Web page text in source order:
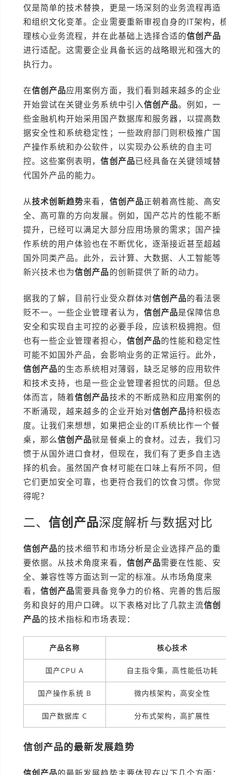
仅是简单的技术替换，更是一场深刻的业务流程再造
和组织文化变革。企业需要重新审视自身的IT架构，
理核心业务流程，并在此基础上选择合适的信创产品
进行适配。这需要企业具备长远的战略眼光和强大的
执行力。
在信创产品应用案例方面，我们看到越来越多的企业
开始尝试在关键业务系统中引入信创产品。例如，一
些金融机构开始采用国产数据库和服务器，以提高数
据安全性和系统稳定性；一些政府部门则积极推广国
产操作系统和办公软件，以实现办公系统的自主可
控。这些案例表明，信创产品已经具备在关键领域替
代国外产品的能力。
从技术创新趋势来看， 信创产品正朝着高性能、高安
全、高可靠的方向发展。例如，国产芯片的性能不断
提升，已经可以满足大部分应用场景的需求；国产操
作系统的用户体验也在不断优化，逐渐接近甚至超越
国外同类产品。此外，云计算、大数据、人工智能等
新兴技术也为信创产品的创新提供了新的动力。
据我的了解，目前行业受众群体对信创产品的看法褒
贬不一。一些企业管理者认为， 信创产品是保障信息
安全和实现自主可控的必要手段，应该积极拥抱。但
也有一些企业管理者担心， 信创产品的性能和稳定性
可能不如国外产品，会影响业务的正常运行。此外，
信创产品的生态系统相对薄弱，缺乏足够的应用软件
和技术支持，也是一些企业管理者担忧的问题。但总
体而言，随着信创产品技术的不断成熟和应用案例的
不断涌现，越来越多的企业开始对信创产品持积极态
度。让我们来想想，如果把企业的IT系统比作一个餐
桌，那么信创产品就是餐桌上的食材。过去，我们习
惯于从国外进口食材，但现在，我们有了更多自主选
择的机会。虽然国产食材可能在口味上有所不同，但
它们更加安全可靠，也更符合我们的饮食习惯。你觉
得呢？
二、信创产品深度解析与数据对比
信创产品的技术细节和市场分析是企业选择产品的重
要依据。从技术角度来看， 信创产品需要在性能、安
全、兼容性等方面达到一定的标准。从市场角度来
看，信创产品需要具备竞争力的价格、完善的售后服
务和良好的用户口碑。以下表格对比了几款主流信创
产品的技术指标和市场表现：
产品名称 核心技术
国产CPU A 自主指令集，高性能低功耗
国产操作系统 B 微内核架构，高安全性
国产数据库 C 分布式架构，高扩展性
信创产品的最新发展趋势
信创产品的最新发展趋势主要体现在以下几个方面：